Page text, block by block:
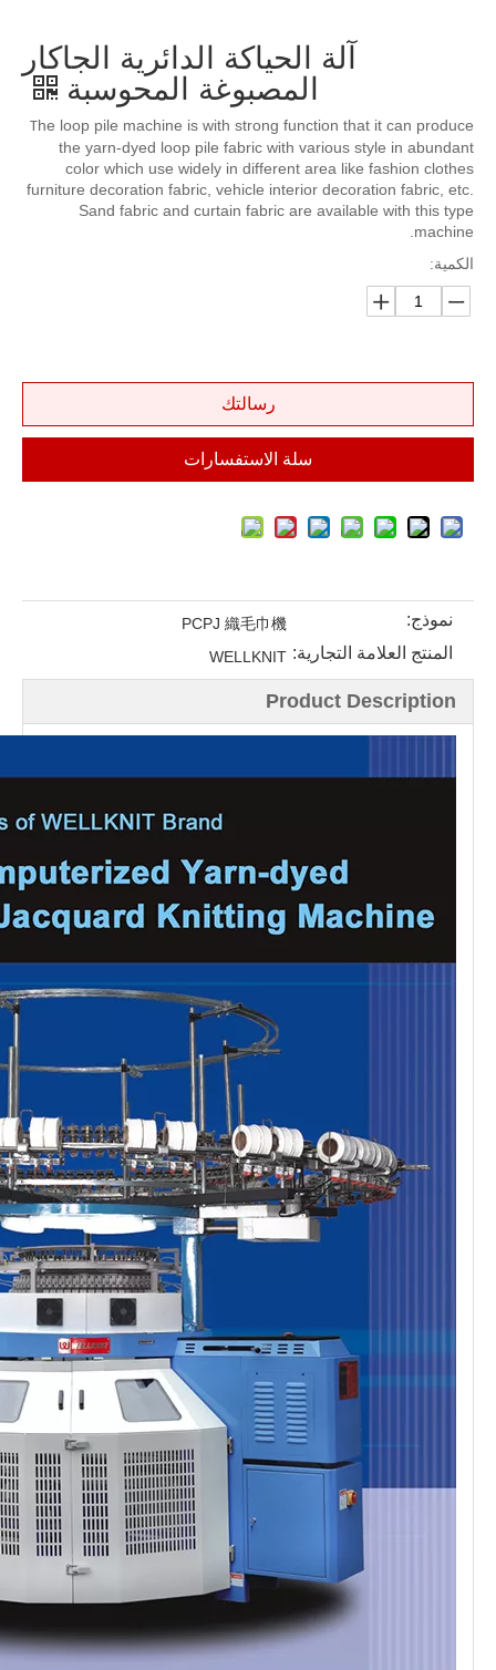
آلة الحياكة الدائرية الجاكار
المصبوغة المحوسبة
The loop pile machine is with strong function that it can produce
the yarn-dyed loop pile fabric with various style in abundant
color which use widely in different area like fashion clothes
furniture decoration fabric, vehicle interior decoration fabric, etc.
Sand fabric and curtain fabric are available with this type
machine.
الكمية:
رسالتك
سلة الاستفسارات
نموذج: PCPJ 織毛巾機
المنتج العلامة التجارية: WELLKNIT
Product Description